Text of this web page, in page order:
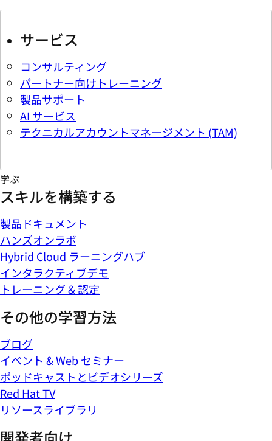
サービス
コンサルティング
パートナー向けトレーニング
製品サポート
AI サービス
テクニカルアカウントマネージメント (TAM)
学ぶ
スキルを構築する
製品ドキュメント
ハンズオンラボ
Hybrid Cloud ラーニングハブ
インタラクティブデモ
トレーニング & 認定
その他の学習方法
ブログ
イベント & Web セミナー
ポッドキャストとビデオシリーズ
Red Hat TV
リソースライブラリ